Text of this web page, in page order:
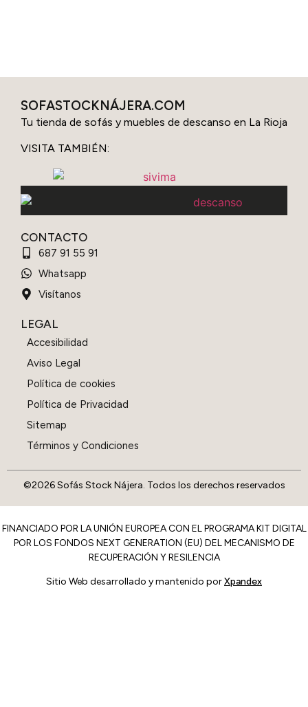
SOFASTOCKNÁJERA.COM
Tu tienda de sofás y muebles de descanso en La Rioja
VISITA TAMBIÉN:
CONTACTO
687 91 55 91
Whatsapp
Visítanos
LEGAL
Accesibilidad
Aviso Legal
Política de cookies
Política de Privacidad
Sitemap
Términos y Condiciones
©2026 Sofás Stock Nájera. Todos los derechos reservados
FINANCIADO POR LA UNIÓN EUROPEA CON EL PROGRAMA KIT DIGITAL
POR LOS FONDOS NEXT GENERATION (EU) DEL MECANISMO DE
RECUPERACIÓN Y RESILENCIA
Sitio Web desarrollado y mantenido porXpandex